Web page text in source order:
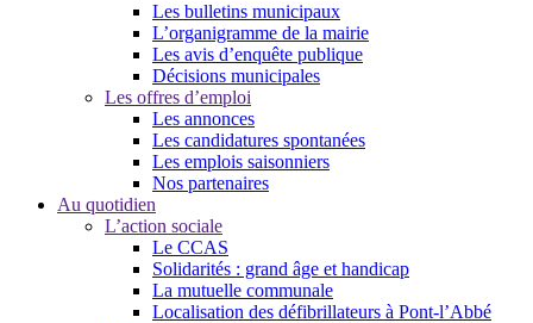
Les bulletins municipaux
L’organigramme de la mairie
Les avis d’enquête publique
Décisions municipales
Les offres d’emploi
Les annonces
Les candidatures spontanées
Les emplois saisonniers
Nos partenaires
Au quotidien
L’action sociale
Le CCAS
Solidarités : grand âge et handicap
La mutuelle communale
Localisation des défibrillateurs à Pont-l’Abbé